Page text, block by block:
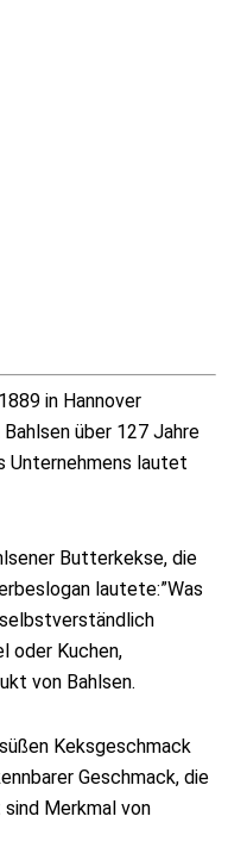
in Hannover
über 127 Jahre
Unternehmens lautet
Butterkekse, die
lautete:”Was
oder Kuchen,
von Bahlsen.
Keksgeschmack
Geschmack, die
Merkmal von